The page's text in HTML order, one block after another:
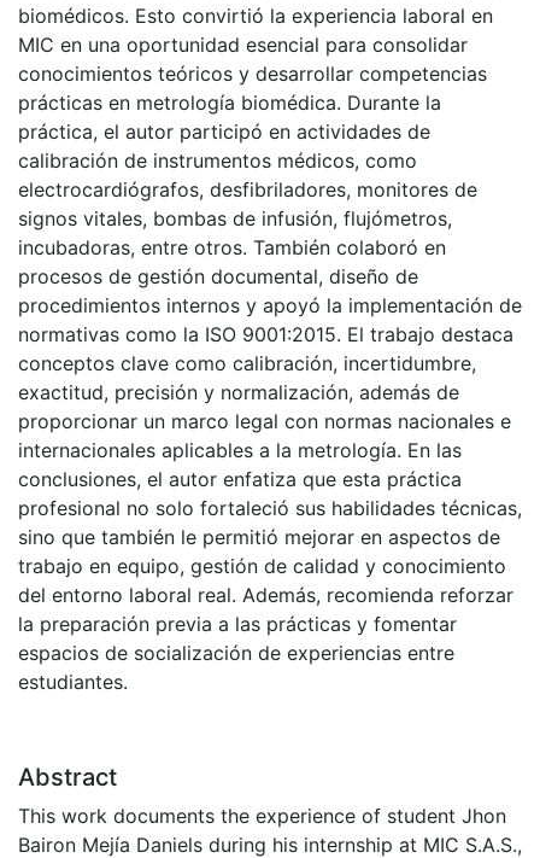
biomédicos. Esto convirtió la experiencia laboral en
MIC en una oportunidad esencial para consolidar
conocimientos teóricos y desarrollar competencias
prácticas en metrología biomédica. Durante la
práctica, el autor participó en actividades de
calibración de instrumentos médicos, como
electrocardiógrafos, desfibriladores, monitores de
signos vitales, bombas de infusión, flujómetros,
incubadoras, entre otros. También colaboró en
procesos de gestión documental, diseño de
procedimientos internos y apoyó la implementación de
normativas como la ISO 9001:2015. El trabajo destaca
conceptos clave como calibración, incertidumbre,
exactitud, precisión y normalización, además de
proporcionar un marco legal con normas nacionales e
internacionales aplicables a la metrología. En las
conclusiones, el autor enfatiza que esta práctica
profesional no solo fortaleció sus habilidades técnicas,
sino que también le permitió mejorar en aspectos de
trabajo en equipo, gestión de calidad y conocimiento
del entorno laboral real. Además, recomienda reforzar
la preparación previa a las prácticas y fomentar
espacios de socialización de experiencias entre
estudiantes.
Abstract
This work documents the experience of student Jhon
Bairon Mejía Daniels during his internship at MIC S.A.S.,